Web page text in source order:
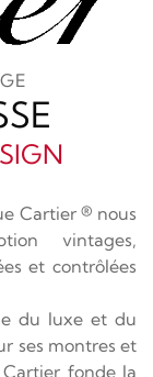
Cartier ® nous
vintages,
et contrôlées
du luxe et du
ses montres et
Cartier fonde la